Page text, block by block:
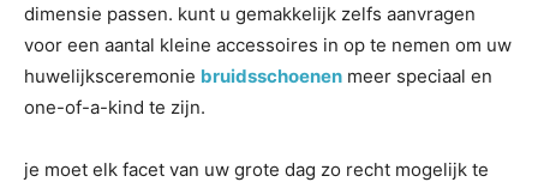
dimensie passen. kunt u gemakkelijk zelfs aanvragen
voor een aantal kleine accessoires in op te nemen om uw
huwelijksceremonie bruidsschoenen meer speciaal en
one-of-a-kind te zijn.
je moet elk facet van uw grote dag zo recht mogelijk te